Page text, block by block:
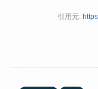
引用元: